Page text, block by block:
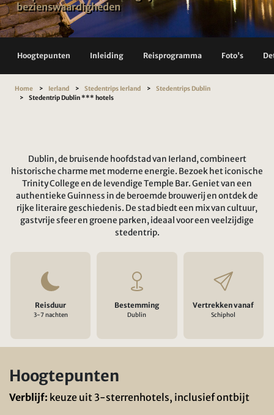
bezienswaardigheden
Hoogtepunten Inleiding Reisprogramma Foto's
Home Ierland Stedentrips Ierland
Stedentrips Dublin
Stedentrip Dublin *** hotels
Dublin, de bruisende hoofdstad van Ierland, combineert
historische charme met moderne energie. Bezoek het iconische
Trinity College en de levendige Temple Bar. Geniet van een
authentieke Guinness in de beroemde brouwerij en ontdek de
rijke literaire geschiedenis. De stad biedt een mix van cultuur,
gastvrije sfeer en groene parken, ideaal voor een veelzijdige
stedentrip.
Reisduur
3-7 nachten
Bestemming
Dublin
Vertrekken vanaf
Schiphol
Hoogtepunten
Verblijf: keuze uit 3-sterrenhotels, inclusief ontbijt